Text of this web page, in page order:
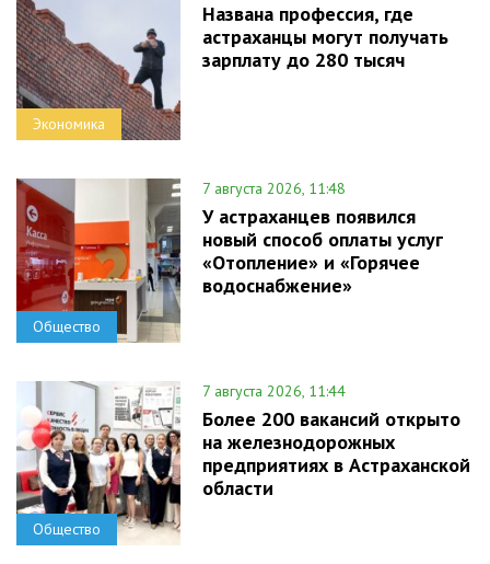
Экономика
Названа профессия, где
астраханцы могут получать
зарплату до 280 тысяч
Общество
7 августа 2026, 11:48
У астраханцев появился
новый способ оплаты услуг
«Отопление» и «Горячее
водоснабжение»
Общество
7 августа 2026, 11:44
Более 200 вакансий открыто
на железнодорожных
предприятиях в Астраханской
области